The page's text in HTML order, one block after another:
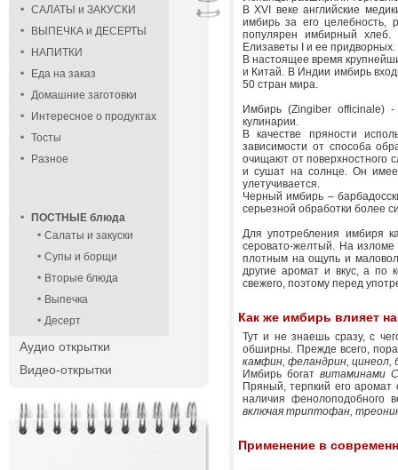
САЛАТЫ и ЗАКУСКИ
ВЫПЕЧКА и ДЕСЕРТЫ
НАПИТКИ
Еда на заказ
Домашние заготовки
Интересное о продуктах
Тосты
Разное
ПОСТНЫЕ блюда
Салаты и закуски
Супы и борщи
Вторые блюда
Выпечка
Десерт
Аудио открытки
Видео-открытки
В XVI веке английские
имбирь за его целебность,
популярен имбирный
Елизаветы I и ее придворных.
В настоящее время
и Китай. В Индии имбирь
50 стран мира.
Имбирь (Zingiber officinale)
кулинарии.
В качестве пряности
зависимости от способа
очищают от поверхностного
и сушат на солнце. Он
улетучивается.
Черный имбирь –
серьезной обработки более
Для употребления имбиря
серовато-желтый. На
плотным на ощупь и
другие аромат и вкус, а по
свежего, поэтому перед
Как же имбирь влияет
Тут и не знаешь сразу, с
обширны. Прежде всего,
камфин, феландрин, цинеол,
Имбирь богат витаминами
Пряный, терпкий его
наличия фенолоподобного
включая триптофан,
Применение в